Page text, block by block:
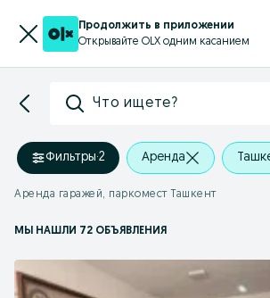
Продолжить в приложении
Открывайте OLX одним касанием
Что ищете?
Фильтры·2 Аренда
Аренда гаражей, паркомест Ташкент
МЫ НАШЛИ 72 ОБЪЯВЛЕНИЯ